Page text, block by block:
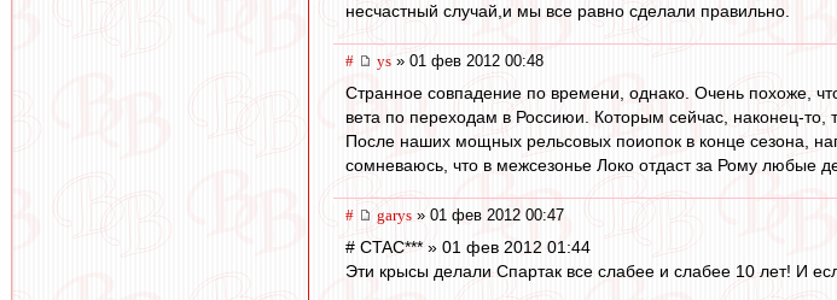
несчастный случай,и мы все равно сделали правильно.
# ys » 01 фев 2012 00:48
Странное совпадение по времени, однако. Очень похоже,
вета по переходам в Россиюи. Которым сейчас, наконец-то,
После наших мощных рельсовых поиопок в конце сезона,
сомневаюсь, что в межсезонье Локо отдаст за Рому любые
# garys » 01 фев 2012 00:47
# CTAC*** » 01 фев 2012 01:44
Эти крысы делали Спартак все слабее и слабее 10 лет! И